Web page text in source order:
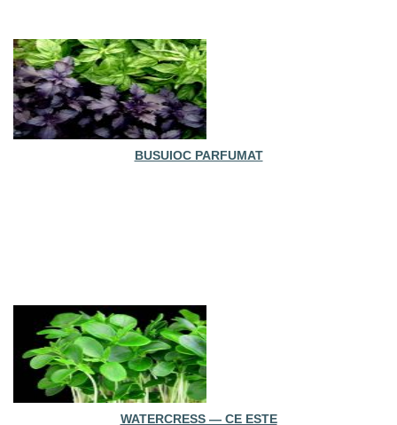
BUSUIOC PARFUMAT
WATERCRESS — CE ESTE